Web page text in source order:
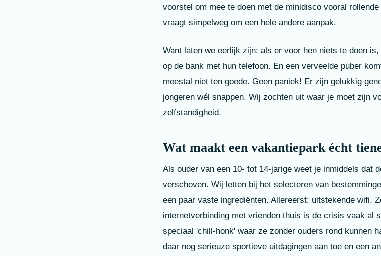
voorstel om mee te doen met de minidisco vooral
vraagt simpelweg om een hele andere aanpak.
Want laten we eerlijk zijn: als er voor hen niets te doen
op de bank met hun telefoon. En een verveelde puber
meestal niet ten goede. Geen paniek! Er zijn gelukkig
jongeren wél snappen. Wij zochten uit waar je moet zijn
zelfstandigheid.
Wat maakt een vakantiepark écht
Als ouder van een 10- tot 14-jarige weet je inmiddels dat
verschoven. Wij letten bij het selecteren van
een paar vaste ingrediënten. Allereerst: uitstekende wifi.
internetverbinding met vrienden thuis is de crisis vaak al
speciaal 'chill-honk' waar ze zonder ouders rond kunnen
daar nog serieuze sportieve uitdagingen aan toe en een